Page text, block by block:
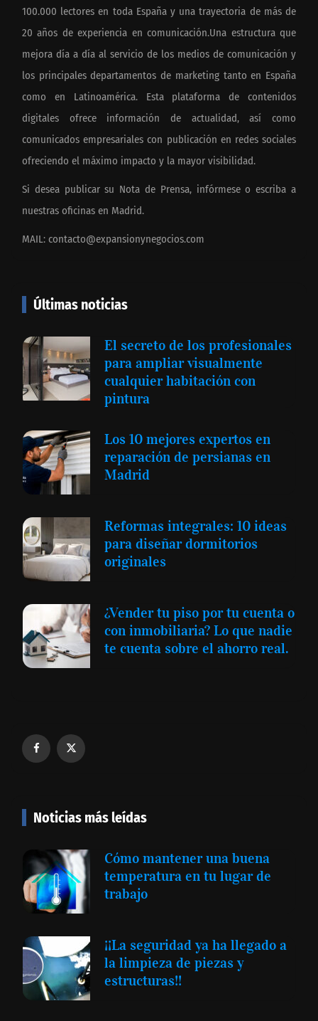
100.000 lectores en toda España y una trayectoria de más de
20 años de experiencia en comunicación.Una estructura que
mejora día a día al servicio de los medios de comunicación y
los principales departamentos de marketing tanto en España
como en Latinoamérica. Esta plataforma de contenidos
digitales ofrece información de actualidad, así como
comunicados empresariales con publicación en redes sociales
ofreciendo el máximo impacto y la mayor visibilidad.
Si desea publicar su Nota de Prensa, infórmese o escriba a
nuestras oficinas en Madrid.
MAIL: contacto@expansionynegocios.com
Últimas noticias
El secreto de los profesionales
para ampliar visualmente
cualquier habitación con
pintura
Los 10 mejores expertos en
reparación de persianas en
Madrid
Reformas integrales: 10 ideas
para diseñar dormitorios
originales
¿Vender tu piso por tu cuenta o
con inmobiliaria? Lo que nadie
te cuenta sobre el ahorro real.
Noticias más leídas
Cómo mantener una buena
temperatura en tu lugar de
trabajo
¡¡La seguridad ya ha llegado a
la limpieza de piezas y
estructuras!!